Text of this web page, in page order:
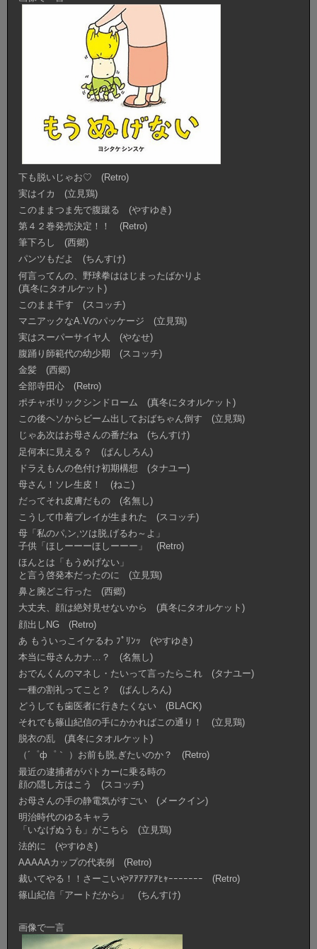
下も脱いじゃお♡ (Retro)
実はイカ (立見鶏)
このままつま先で腹蹴る (やすゆき)
第４２巻発売決定！！ (Retro)
筆下ろし (西郷)
パンツもだよ (ちんすけ)
何言ってんの、野球拳ははじまったばかりよ
(真冬にタオルケット)
このまま干す (スコッチ)
マニアックなA.Vのパッケージ (立見鶏)
実はスーパーサイヤ人 (やなせ)
腹踊り師範代の幼少期 (スコッチ)
金髪 (西郷)
全部寺田心 (Retro)
ポチャボリックシンドローム (真冬にタオルケット)
この後ヘソからビーム出しておばちゃん倒す (立見鶏)
じゃあ次はお母さんの番だね (ちんすけ)
足何本に見える？ (ぱんしろん)
ドラえもんの色付け初期構想 (タナユー)
母さん！ソレ生皮！ (ねこ)
だってそれ皮膚だもの (名無し)
こうして巾着プレイが生まれた (スコッチ)
母「私のパ,ン,ツは脱,げるわ～よ」
子供「ほしーーーほしーーー」 (Retro)
ほんとは「もうめげない」
と言う啓発本だったのに (立見鶏)
鼻と腕どこ行った (西郷)
大丈夫、顔は絶対見せないから (真冬にタオルケット)
顔出しNG (Retro)
あ もういっこイケるわ ﾌﾟﾘﾝｯ (やすゆき)
本当に母さんカナ…？ (名無し)
おでんくんのマネし・たいって言ったらこれ (タナユー)
一種の割礼ってこと？ (ぱんしろん)
どうしても歯医者に行きたくない (BLACK)
それでも篠山紀信の手にかかればこの通り！ (立見鶏)
脱衣の乱 (真冬にタオルケット)
（´゜ф゜｀ ）お前も脱,ぎたいのか？ (Retro)
最近の逮捕者がパトカーに乗る時の
顔の隠し方はこう (スコッチ)
お母さんの手の静電気がすごい (メークイン)
明治時代のゆるキャラ
「いなげぬうも」がこちら (立見鶏)
法的に (やすゆき)
AAAAAカップの代表例 (Retro)
裁いてやる！！さーこいやｱｱｱｱｱｱﾋｬｰｰｰｰｰｰｰ (Retro)
篠山紀信「アートだから」 (ちんすけ)
画像で一言